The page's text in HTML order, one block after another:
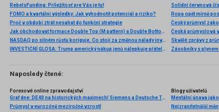
RebelsFunding: Príležitosť pre Vás je tu!
FOMO a kvartální výsledky: Jak vyhodnotit potenciál a riziko?
Proč v období ztrát nesahat do funkční strategie
Jak obchodovat formace Double Top (M pattern) a Double Bottom (W pattern)
NASDAQ po silném růstu koriguje. Co stojí za změnou nálady investorů?
INVESTIČNÍ GLOSA: Trump americký nákup jenů nálepkuje přátelstvím. Pravda je jinde
Solidní červnová
Ropa opět mírně
Český průmysl
Skvělé zprávy z
Naposledy čtené:
Forexové online zpravodajství
Graf dne: DE40 na historických maximech! Siemens a Deutsche Telekom překvapují výsledky!
Průmysl v eurozóně meziročně vzrostl
Blogy uživatelů
Mentální únava
Nejzranitelnější